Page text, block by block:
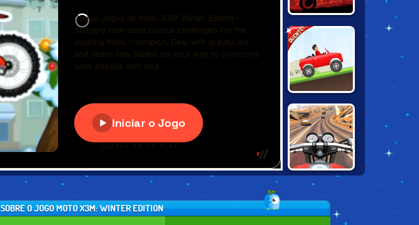
QUENTE!
RACING DELUXE
MOTO ROAD
RASH 3D
SOBRE O JOGO MOTO X3M: WINTER EDITION